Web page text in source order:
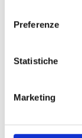
Preferenze
Statistiche
Marketing
Training
Condivisioni
STRUMENTI
Slide